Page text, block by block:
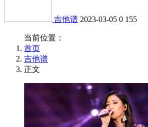
吉他谱 2023-03-05 0 155
当前位置：
首页
吉他谱
正文